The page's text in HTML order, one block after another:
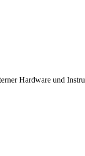
Hardware und